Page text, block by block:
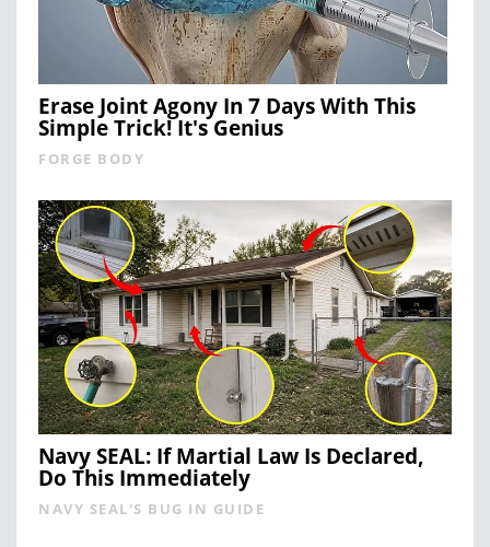
Erase Joint Agony In 7 Days With This
Simple Trick! It's Genius
FORGE BODY
Navy SEAL: If Martial Law Is Declared,
Do This Immediately
NAVY SEAL'S BUG IN GUIDE